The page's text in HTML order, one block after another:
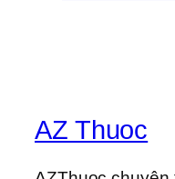
AZ Thuoc